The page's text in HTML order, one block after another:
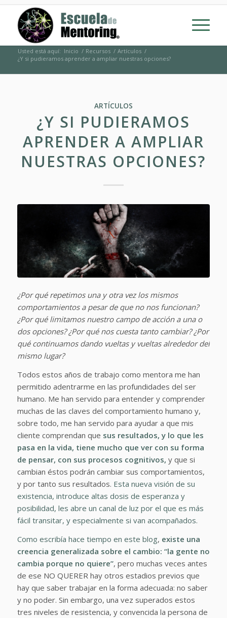
Usted está aquí: Inicio / Recursos / Artículos /
¿Y si pudieramos aprender a ampliar nuestras opciones?
ARTÍCULOS
¿Y SI PUDIERAMOS
APRENDER A AMPLIAR
NUESTRAS OPCIONES?
¿Por qué repetimos una y otra vez los mismos
comportamientos a pesar de que no nos funcionan?
¿Por qué limitamos nuestro campo de acción a una o
dos opciones? ¿Por qué nos cuesta tanto cambiar? ¿Por
qué continuamos dando vueltas y vueltas alrededor del
mismo lugar?
Todos estos años de trabajo como mentora me han
permitido adentrarme en las profundidades del ser
humano. Me han servido para entender y comprender
muchas de las claves del comportamiento humano y,
sobre todo, me han servido para ayudar a que mis
cliente comprendan que sus resultados, y lo que les
pasa en la vida, tiene mucho que ver con su forma
de pensar, con sus procesos cognitivos, y que si
cambian éstos podrán cambiar sus comportamientos,
y por tanto sus resultados. Esta nueva visión de su
existencia, introduce altas dosis de esperanza y
posibilidad, les abre un canal de luz por el que es más
fácil transitar, y especialmente si van acompañados.
Como escribía hace tiempo en este blog, existe una
creencia generalizada sobre el cambio: “la gente no
cambia porque no quiere”, pero muchas veces antes
de ese NO QUERER hay otros estadios previos que
hay que saber trabajar en la forma adecuada: no saber
y no poder. Sin embargo, una vez superados estos
tres niveles de resistencia, y convencida la persona de